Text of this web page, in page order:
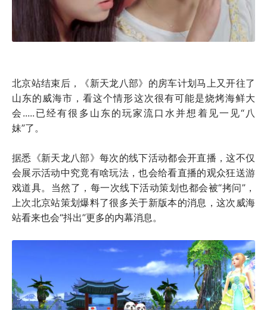
北京站结束后，《新天龙八部》的房车计划马上又开往了
山东的威海市，看这个情形这次很有可能是烧烤海鲜大
会.....已经有很多山东的玩家流口水并想着见一见“八
妹”了。
据悉《新天龙八部》每次的线下活动都会开直播，这不仅
会展示活动中究竟有啥玩法，也会给看直播的观众狂送游
戏道具。当然了，每一次线下活动策划也都会被“拷问”，
上次北京站策划爆料了很多关于新版本的消息，这次威海
站看来也会“抖出”更多的内幕消息。